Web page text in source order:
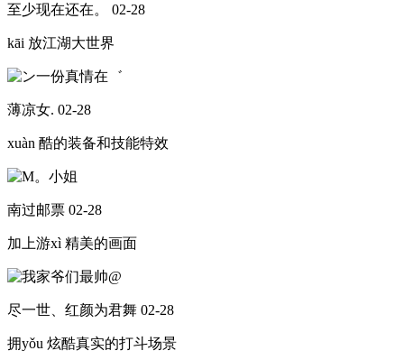
至少现在还在。 02-28
kāi 放江湖大世界
薄凉女. 02-28
xuàn 酷的装备和技能特效
南过邮票 02-28
加上游xì 精美的画面
尽一世、红颜为君舞 02-28
拥yǒu 炫酷真实的打斗场景